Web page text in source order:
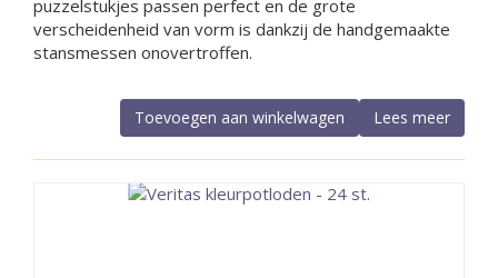
puzzelstukjes passen perfect en de grote
verscheidenheid van vorm is dankzij de handgemaakte
stansmessen onovertroffen.
Lees meer
Toevoegen aan winkelwagen